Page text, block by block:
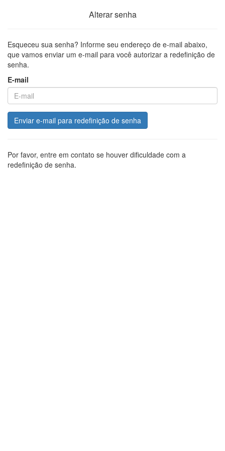
Alterar senha
Esqueceu sua senha? Informe seu endereço de e-mail abaixo,
que vamos enviar um e-mail para você autorizar a redefinição de
senha.
E-mail
Enviar e-mail para redefinição de senha
Por favor, entre em contato se houver dificuldade com a
redefinição de senha.